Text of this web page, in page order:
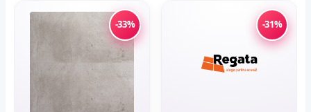
-33% -31%